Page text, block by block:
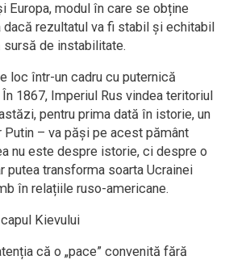
Europa, modul în care se obține
dacă rezultatul va fi stabil și echitabil
sursă de instabilitate.
loc într-un cadru cu puternică
1867, Imperiul Rus vindea teritoriul
pentru prima dată în istorie, un
Putin – va păși pe acest pământ
nu este despre istorie, ci despre o
putea transforma soarta Ucrainei
în relațiile ruso-americane.
Kievului
că o „pace” convenită fără